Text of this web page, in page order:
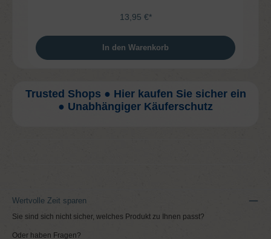
13,95 €*
In den Warenkorb
Trusted Shops ● Hier kaufen Sie sicher ein
● Unabhängiger Käuferschutz
Wertvolle Zeit sparen
Sie sind sich nicht sicher, welches Produkt zu Ihnen passt?
Oder haben Fragen?